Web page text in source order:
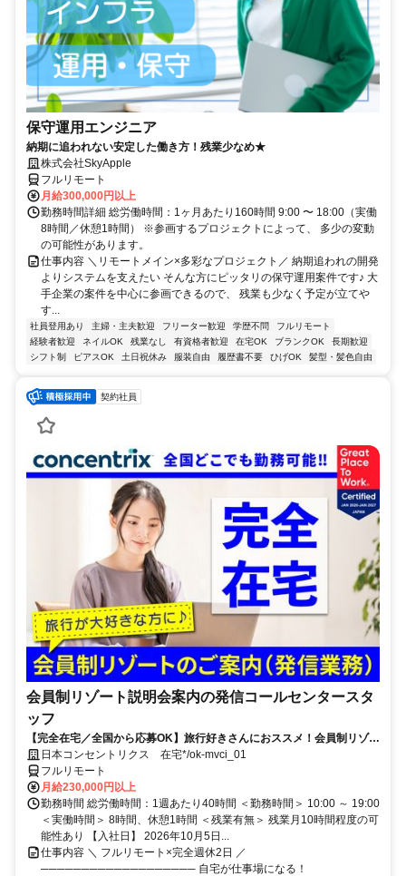
保守運用エンジニア
納期に追われない安定した働き方！残業少なめ★
株式会社SkyApple
フルリモート
月給300,000円以上
勤務時間詳細 総労働時間：1ヶ月あたり160時間 9:00 〜 18:00（実働
8時間／休憩1時間） ※参画するプロジェクトによって、 多少の変動
の可能性があります。
仕事内容 ＼リモートメイン×多彩なプロジェクト／ 納期追われの開発
よりシステムを支えたい そんな方にピッタリの保守運用案件です♪ 大
手企業の案件を中心に参画できるので、 残業も少なく予定が立てや
す...
社員登用あり 主婦・主夫歓迎 フリーター歓迎 学歴不問
フルリモート
経験者歓迎
ネイルOK 残業なし 有資格者歓迎 在宅OK ブランクOK
長期歓迎
シフト制
ピアスOK 土日祝休み 服装自由 履歴書不要 ひげOK 髪型・髪色自由
契約社員
会員制リゾート説明会案内の発信コールセンタースタ
ッフ
【完全在宅／全国から応募OK】旅行好きさんにおススメ！会員制リゾー
トのご案内×テレワーク・リモートワーク◎月収34万円以上も可能！
日本コンセントリクス 在宅*/ok-mvci_01
フルリモート
月給230,000円以上
勤務時間 総労働時間：1週あたり40時間 ＜勤務時間＞ 10:00 ～ 19:00
＜実働時間＞ 8時間、休憩1時間 ＜残業有無＞ 残業月10時間程度の可
能性あり 【入社日】 2026年10月5日...
仕事内容 ＼ フルリモート×完全週休2日 ／
─────────────────── 自宅が仕事場になる！